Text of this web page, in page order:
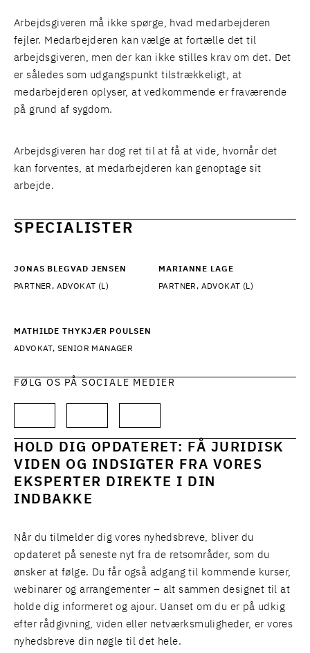
Arbejdsgiveren må ikke spørge, hvad medarbejderen
fejler. Medarbejderen kan vælge at fortælle det til
arbejdsgiveren, men der kan ikke stilles krav om det. Det
er således som udgangspunkt tilstrækkeligt, at
medarbejderen oplyser, at vedkommende er fraværende
på grund af sygdom.
Arbejdsgiveren har dog ret til at få at vide, hvornår det
kan forventes, at medarbejderen kan genoptage sit
arbejde.
SPECIALISTER
JONAS BLEGVAD JENSEN
PARTNER, ADVOKAT (L)
MARIANNE LAGE
PARTNER, ADVOKAT (L)
MATHILDE THYKJÆR POULSEN
ADVOKAT, SENIOR MANAGER
FØLG OS PÅ SOCIALE MEDIER
HOLD DIG OPDATERET: FÅ JURIDISK
VIDEN OG INDSIGTER FRA VORES
EKSPERTER DIREKTE I DIN
INDBAKKE
Når du tilmelder dig vores nyhedsbreve, bliver du
opdateret på seneste nyt fra de retsområder, som du
ønsker at følge. Du får også adgang til kommende kurser,
webinarer og arrangementer – alt sammen designet til at
holde dig informeret og ajour. Uanset om du er på udkig
efter rådgivning, viden eller netværksmuligheder, er vores
nyhedsbreve din nøgle til det hele.